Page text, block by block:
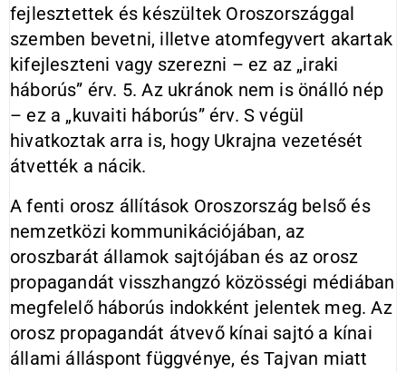
fejlesztettek és készültek Oroszországgal
szemben bevetni, illetve atomfegyvert akartak
kifejleszteni vagy szerezni – ez az „iraki
háborús” érv. 5. Az ukránok nem is önálló nép
– ez a „kuvaiti háborús” érv. S végül
hivatkoztak arra is, hogy Ukrajna vezetését
átvették a nácik.
A fenti orosz állítások Oroszország belső és
nemzetközi kommunikációjában, az
oroszbarát államok sajtójában és az orosz
propagandát visszhangzó közösségi médiában
megfelelő háborús indokként jelentek meg. Az
orosz propagandát átvevő kínai sajtó a kínai
állami álláspont függvénye, és Tajvan miatt